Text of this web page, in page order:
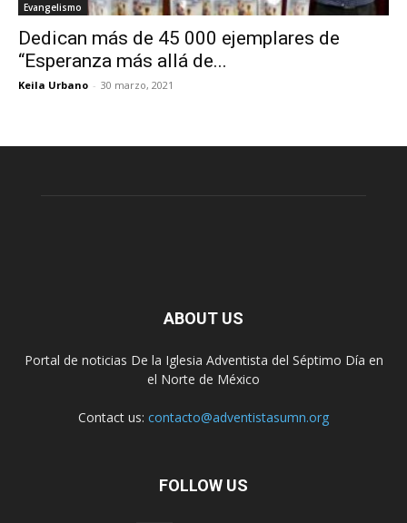
Evangelismo
Dedican más de 45 000 ejemplares de
“Esperanza más allá de...
Keila Urbano - 30 marzo, 2021
ABOUT US
Portal de noticias De la Iglesia Adventista del Séptimo Día en
el Norte de México
Contact us: contacto@adventistasumn.org
FOLLOW US